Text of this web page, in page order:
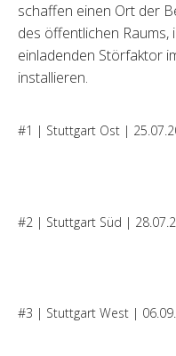
schaffen einen Ort der
des öffentlichen Raums,
einladenden Störfaktor
installieren.
#1 | Stuttgart Ost |
#2 | Stuttgart Süd |
#3 | Stuttgart West |